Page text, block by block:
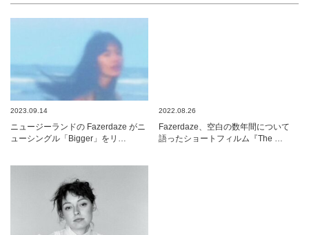
2023.09.14
ニュージーランドの Fazerdaze がニ
ューシングル「Bigger」をリ…
2022.08.26
Fazerdaze、空白の数年間について
語ったショートフィルム『The …